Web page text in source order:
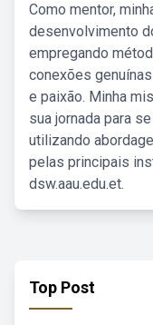
Como mentor,
desenvolvimento
empregando
conexões
e paixão. Minha
sua jornada para
utilizando
pelas principais
dsw.aau.edu.et.
Top Post